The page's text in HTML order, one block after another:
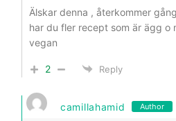
Älskar denna , återkommer
har du fler recept som är ägg o
vegan
2 Reply
camillahamid Author